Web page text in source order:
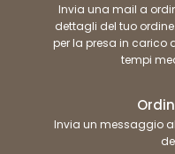
Invia una mail a
dettagli del tuo
per la presa in carico
tempi
Invia un messaggio